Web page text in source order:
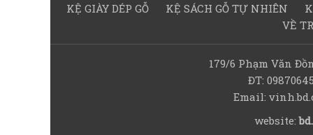
KỆ GIÀY DÉP GỖ
KỆ SÁCH GỖ TỰ NHIÊN
VỀ
179/6 Phạm Văn
ĐT:
Email:
website: